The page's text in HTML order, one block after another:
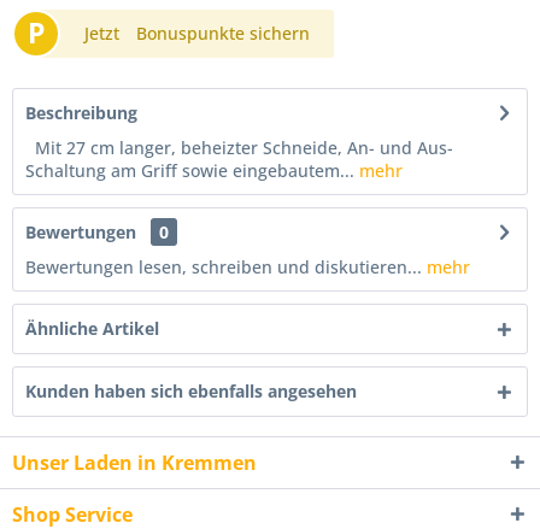
P Jetzt Bonuspunkte sichern
Beschreibung
Mit 27 cm langer, beheizter Schneide, An- und Aus-
Schaltung am Griff sowie eingebautem... mehr
Bewertungen
0
Bewertungen lesen, schreiben und diskutieren... mehr
Ähnliche Artikel
Kunden haben sich ebenfalls angesehen
Unser Laden in Kremmen
Shop Service